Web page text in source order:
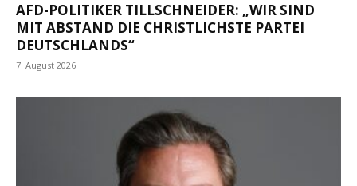
AFD-POLITIKER TILLSCHNEIDER: „WIR SIND
MIT ABSTAND DIE CHRISTLICHSTE PARTEI
DEUTSCHLANDS“
7. August 2026